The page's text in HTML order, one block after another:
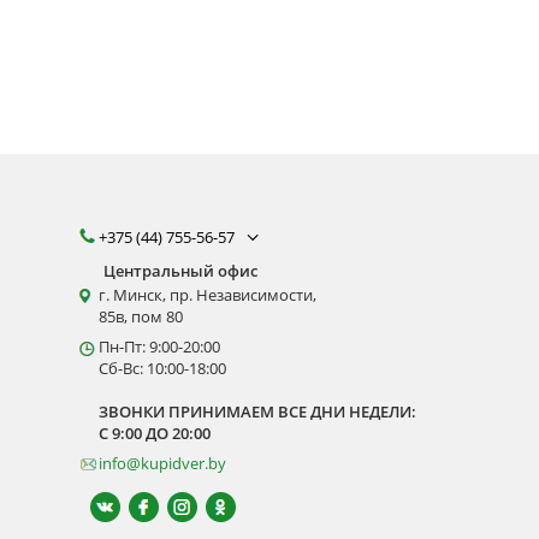
(не
+375 (44) 755-56-57
Центральный офис
г. Минск, пр. Независимости,
85в, пом 80
Пн-Пт: 9:00-20:00
Сб-Вс: 10:00-18:00
ЗВОНКИ ПРИНИМАЕМ ВСЕ ДНИ НЕДЕЛИ:
С 9:00 ДО 20:00
info@kupidver.by